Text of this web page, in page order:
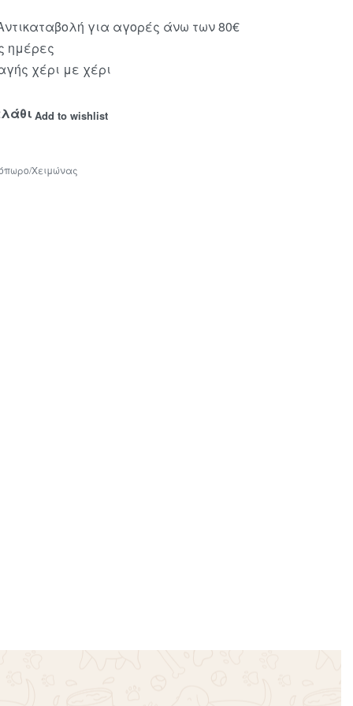
για αγορές άνω των 80€
ημέρες
χέρι με χέρι
Add to wishlist
Χειμώνας